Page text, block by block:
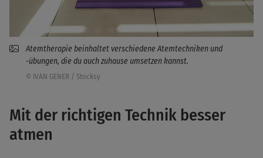
Atemtherapie beinhaltet verschiedene Atemtechniken und
-übungen, die du auch zuhause umsetzen kannst.
© IVAN GENER / Stocksy
Mit der richtigen Technik besser
atmen